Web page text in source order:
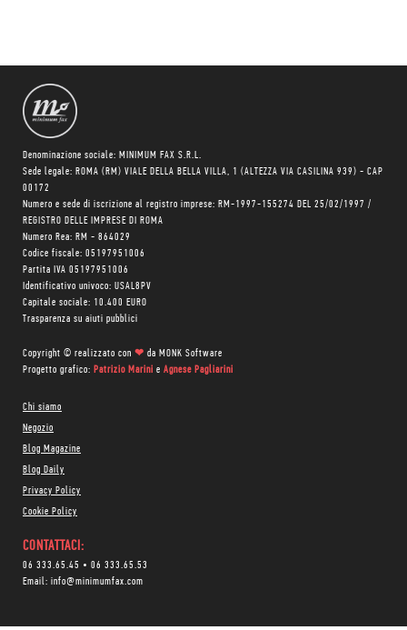
Denominazione sociale: MINIMUM FAX S.R.L.
Sede legale: ROMA (RM) VIALE DELLA BELLA VILLA, 1 (ALTEZZA VIA CASILINA 939) - CAP
00172
Numero e sede di iscrizione al registro imprese: RM-1997-155274 DEL 25/02/1997 /
REGISTRO DELLE IMPRESE DI ROMA
Numero Rea: RM - 864029
Codice fiscale: 05197951006
Partita IVA 05197951006
Identificativo univoco: USAL8PV
Capitale sociale: 10.400 EURO
Trasparenza su aiuti pubblici
Copyright © realizzato con ❤ da MONK Software
Progetto grafico: Patrizio Marini e Agnese Pagliarini
Chi siamo
Negozio
Blog Magazine
Blog Daily
Privacy Policy
Cookie Policy
CONTATTACI:
06 333.65.45 • 06 333.65.53
Email: info@minimumfax.com